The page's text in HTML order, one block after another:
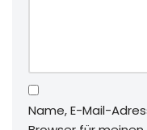
Name, E-Mail-